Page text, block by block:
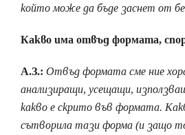
който може да бъде заснет от
Какво има отвъд формата,
А.З.: Отвъд формата сме ние
анализиращи, усещащи,
какво е скрито във формата.
сътворила тази форма (и защо